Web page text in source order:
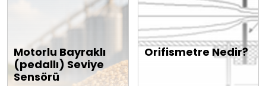
Motorlu Bayraklı
(pedallı) Seviye
Sensörü
Orifismetre Nedir?